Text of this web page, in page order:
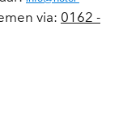
via: 0162 -